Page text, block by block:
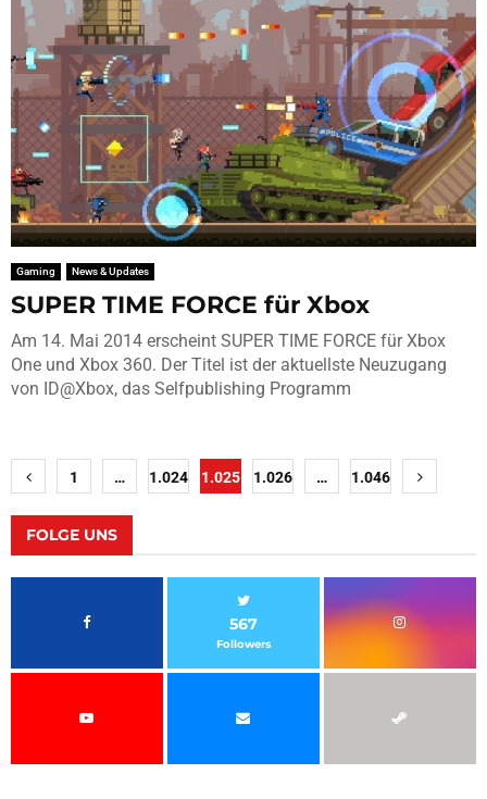
Gaming News & Updates
SUPER TIME FORCE für Xbox
Am 14. Mai 2014 erscheint SUPER TIME FORCE für Xbox
One und Xbox 360. Der Titel ist der aktuellste Neuzugang
von ID@Xbox, das Selfpublishing Programm
Seitennummerierung
der
Beiträge
1 … 1.024 1.025 1.026 … 1.046
FOLGE UNS
567
Followers